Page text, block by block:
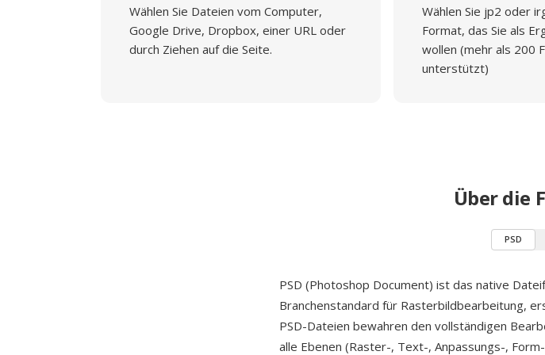
Wählen Sie Dateien vom Computer,
Google Drive, Dropbox, einer URL oder
durch Ziehen auf die Seite.
Wählen Sie jp2 oder
Format, das Sie als
wollen (mehr als 200
unterstützt)
Über die
PSD
PSD (Photoshop Document) ist das native
Branchenstandard für Rasterbildbearbeitung,
PSD-Dateien bewahren den vollständigen
alle Ebenen (Raster-, Text-, Anpassungs-,